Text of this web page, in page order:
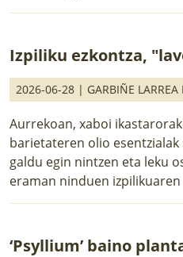
Izpiliku ezkontza,
2026-06-28 | GARBIÑE LARREA
Aurrekoan, xaboi
barietateren olio esentzialak
galdu egin nintzen eta leku
eraman ninduen
‘Psyllium’ baino